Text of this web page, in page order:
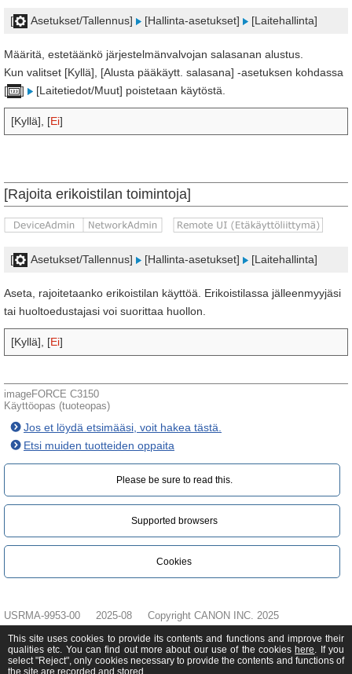
[ Asetukset/Tallennus] [Hallinta-asetukset] [Laitehallinta]
Määritä, estetäänkö järjestelmänvalvojan salasanan alustus.
Kun valitset [Kyllä], [Alusta pääkäytt. salasana] -asetuksen kohdassa
[
] [Laitetiedot/Muut] poistetaan käytöstä.
[Kyllä], [Ei]
[Rajoita erikoistilan toimintoja]
[ Asetukset/Tallennus] [Hallinta-asetukset] [Laitehallinta]
Aseta, rajoitetaanko erikoistilan käyttöä. Erikoistilassa jälleenmyyjäsi
tai huoltoedustajasi voi suorittaa huollon.
[Kyllä], [Ei]
imageFORCE C3150
Käyttöopas (tuoteopas)
Jos et löydä etsimääsi, voit hakea tästä.
Etsi muiden tuotteiden oppaita
Please be sure to read this.‎
Supported browsers
Cookies
USRMA-9953-00 2025-08 Copyright CANON INC. 2025
This site uses cookies to provide its contents and functions and improve their
qualities etc. You can find out more about our use of the cookies here. If you
select "Reject", only cookies necessary to provide the contents and functions of
the site are recorded and stored.